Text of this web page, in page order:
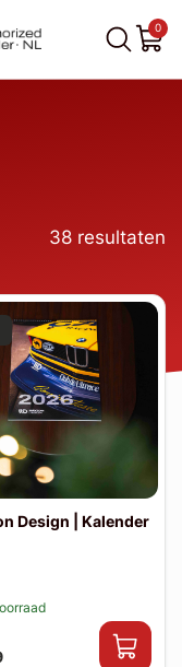
0
38 resultaten
Design | Kalender